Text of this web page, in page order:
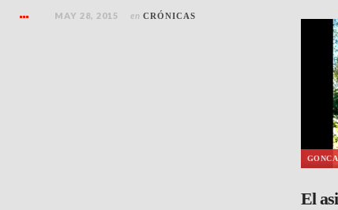
MAY 28, 2015 en CRÓNICAS
El